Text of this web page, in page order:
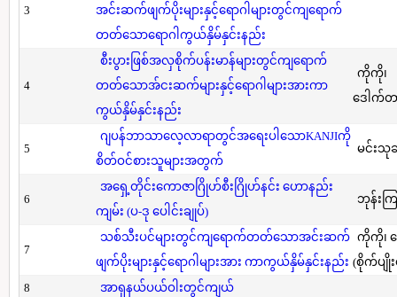
3
အင်းဆက်ဖျက်ပိုးများနှင့်ရောဂါများတွင်ကျရောက်
တတ်သောရောဂါကွယ်နှိမ်နှင်းနည်း
4
စီးပွားဖြစ်အလှစိုက်ပန်းမာန်များတွင်ကျရောက်
တတ်သောအ်ငးဆက်များနှင့်ရောဂါများအားကာ
ကွယ်နှိမ်နှင်းနည်း
ကိုကို၊
ဒေါက်တ
5
ဂျပန်ဘာသာလေ့လာရာတွင်အရေးပါသောKANJIကို
စိတ်ဝင်စားသူများအတွက်
မင်းသုခ
6
အရှေ့တိုင်းကောဇာဂြိုဟ်စီးဂြိုဟ်နင်း ဟောနည်း
ကျမ်း (ပ-ဒု ပေါင်းချုပ်)
ဘုန်းက
7
သစ်သီးပင်များတွင်ကျရောက်တတ်သောအင်းဆက်
ဖျက်ပိုးများနှင့်ရောဂါများအား ကာကွယ်နှိမ်နှင်းနည်း
ကိုကို၊
(စိုက်ပျိုး
8
အာရှနယ်ပယ်ဝါးတွင်ကျယ်